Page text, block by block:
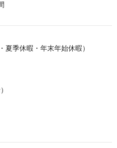
季休暇・年末年始休暇）